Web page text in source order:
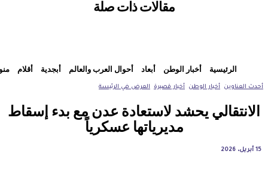
مقالات ذات صلة